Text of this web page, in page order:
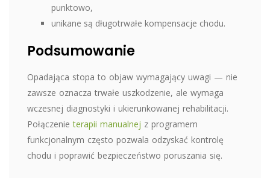
punktowo,
unikane są długotrwałe kompensacje chodu.
Podsumowanie
Opadająca stopa to objaw wymagający uwagi — nie
zawsze oznacza trwałe uszkodzenie, ale wymaga
wczesnej diagnostyki i ukierunkowanej rehabilitacji.
Połączenieterapii manualnej z programem
funkcjonalnym często pozwala odzyskać kontrolę
chodu i poprawić bezpieczeństwo poruszania się.